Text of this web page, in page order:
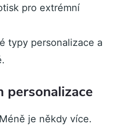
pro extrémní
typy personalizace a
personalizace
Méně je někdy více.